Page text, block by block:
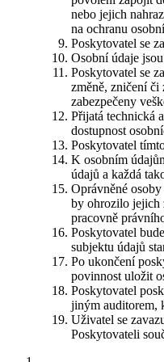
nebo jejich
na ochranu
Poskytovatel se
Osobní údaje
Poskytovatel se
změně, zničení či
zabezpečeny
Přijatá technická
dostupnost
Poskytovatel
K osobním
údajů a každá
Oprávněné
by ohrozilo jejich
pracovně
Poskytovatel
subjektu údajů
Po ukončení
povinnost uložit
Poskytovatel
jiným auditorem,
Uživatel se
Poskytovateli